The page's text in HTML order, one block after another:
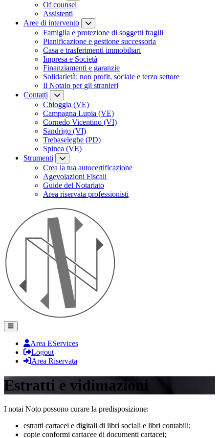
Of counsel
Assistenti
Aree di intervento
Famiglia e protezione di soggetti fragili
Pianificazione e gestione successoria
Casa e trasferimenti immobiliari
Impresa e Società
Finanziamenti e garanzie
Solidarietà: non profit, sociale e terzo settore
Il Notaio per gli stranieri
Contatti
Chioggia (VE)
Campagna Lupia (VE)
Cornedo Vicentino (VI)
Sandrigo (VI)
Trebaseleghe (PD)
Spinea (VE)
Strumenti
Crea la tua autocertificazione
Agevolazioni Fiscali
Guide del Notariato
Area riservata professionisti
Area EServices
Logout
Area Riservata
Estratti e vidimazioni
I notai Noto possono curare la predisposizione:
estratti cartacei e digitali di libri sociali e libri contabili;
copie conformi cartacee di documenti cartacei;